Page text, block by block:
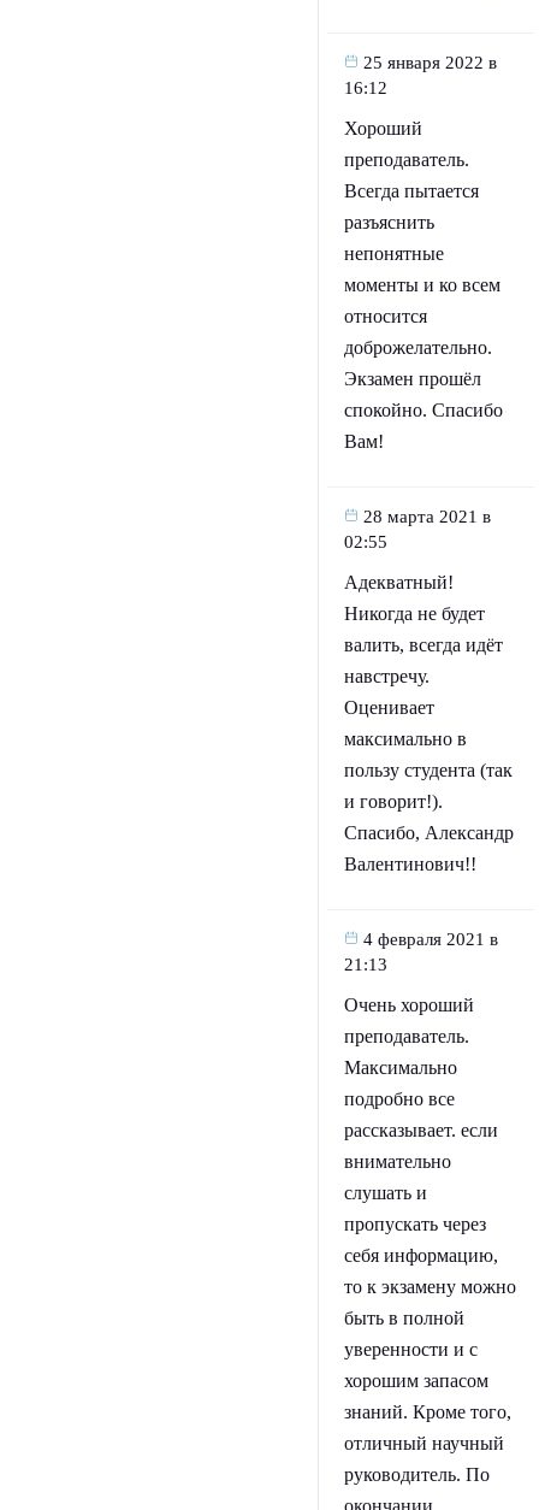
25 января 2022 в
16:12
Хороший
преподаватель.
Всегда пытается
разъяснить
непонятные
моменты и ко всем
относится
доброжелательно.
Экзамен прошёл
спокойно. Спасибо
Вам!
28 марта 2021 в
02:55
Адекватный!
Никогда не будет
валить, всегда идёт
навстречу.
Оценивает
максимально в
пользу студента (так
и говорит!).
Спасибо, Александр
Валентинович!!
4 февраля 2021 в
21:13
Очень хороший
преподаватель.
Максимально
подробно все
рассказывает. если
внимательно
слушать и
пропускать через
себя информацию,
то к экзамену можно
быть в полной
уверенности и с
хорошим запасом
знаний. Кроме того,
отличный научный
руководитель. По
окончании